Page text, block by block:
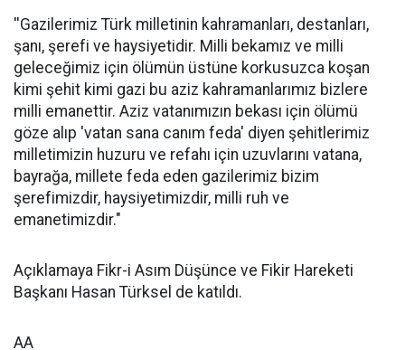
''Gazilerimiz Türk milletinin kahramanları, destanları,
şanı, şerefi ve haysiyetidir. Milli bekamız ve milli
geleceğimiz için ölümün üstüne korkusuzca koşan
kimi şehit kimi gazi bu aziz kahramanlarımız bizlere
milli emanettir. Aziz vatanımızın bekası için ölümü
göze alıp 'vatan sana canım feda' diyen şehitlerimiz
milletimizin huzuru ve refahı için uzuvlarını vatana,
bayrağa, millete feda eden gazilerimiz bizim
şerefimizdir, haysiyetimizdir, milli ruh ve
emanetimizdir."
Açıklamaya Fikr-i Asım Düşünce ve Fikir Hareketi
Başkanı Hasan Türksel de katıldı.
AA